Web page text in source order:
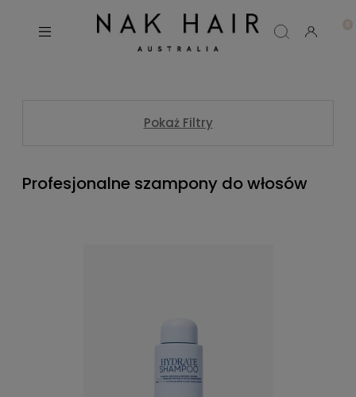
Pokaż Filtry
Profesjonalne szampony do włosów